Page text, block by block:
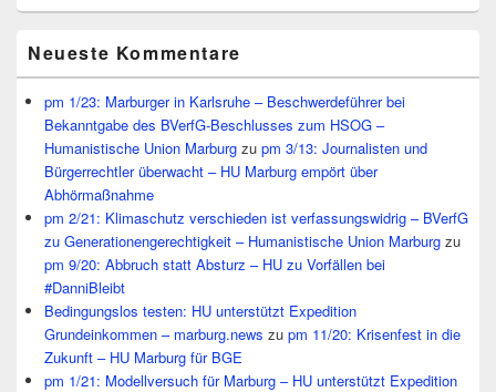
Neueste Kommentare
pm 1/23: Marburger in Karlsruhe – Beschwerdeführer bei
Bekanntgabe des BVerfG-Beschlusses zum HSOG –
Humanistische Union Marburg zu pm 3/13: Journalisten und
Bürgerrechtler überwacht – HU Marburg empört über
Abhörmaßnahme
pm 2/21: Klimaschutz verschieden ist verfassungswidrig – BVerfG
zu Generationengerechtigkeit – Humanistische Union Marburg zu
pm 9/20: Abbruch statt Absturz – HU zu Vorfällen bei
#DanniBleibt
Bedingungslos testen: HU unterstützt Expedition
Grundeinkommen – marburg.news zu pm 11/20: Krisenfest in die
Zukunft – HU Marburg für BGE
pm 1/21: Modellversuch für Marburg – HU unterstützt Expedition